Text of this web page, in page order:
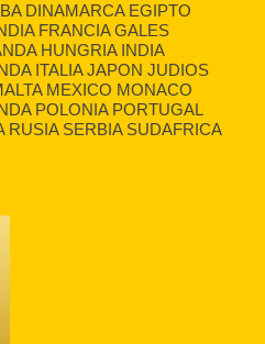
DINAMARCA EGIPTO
FRANCIA GALES
HUNGRIA INDIA
ITALIA JAPON JUDIOS
MEXICO MONACO
POLONIA PORTUGAL
RUSIA SERBIA SUDAFRICA